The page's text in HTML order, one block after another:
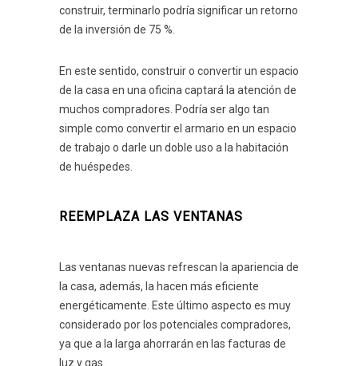
construir, terminarlo podría significar un retorno
de la inversión de 75 %.
En este sentido, construir o convertir un espacio
de la casa en una oficina captará la atención de
muchos compradores. Podría ser algo tan
simple como convertir el armario en un espacio
de trabajo o darle un doble uso a la habitación
de huéspedes.
REEMPLAZA LAS VENTANAS
Las ventanas nuevas refrescan la apariencia de
la casa, además, la hacen más eficiente
energéticamente. Este último aspecto es muy
considerado por los potenciales compradores,
ya que a la larga ahorrarán en las facturas de
luz y gas.